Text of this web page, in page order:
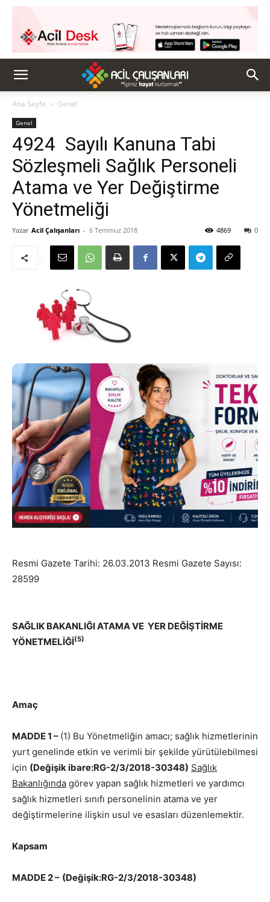
Ana Sayfa Genel
Genel
4924 Sayılı Kanuna Tabi
Sözleşmeli Sağlık Personeli
Atama ve Yer Değiştirme
Yönetmeliği
Yazar Acil Çalışanları - 6 Temmuz 2018 0
4869
Resmi Gazete Tarihi: 26.03.2013 Resmi Gazete Sayısı:
28599
SAĞLIK BAKANLIĞI ATAMA VE YER DEĞİŞTİRME
YÖNETMELİĞİ(5)
Amaç
MADDE 1 – (1) Bu Yönetmeliğin amacı; sağlık hizmetlerinin
yurt genelinde etkin ve verimli bir şekilde yürütülebilmesi
için (Değişik ibare:RG-2/3/2018-30348) Sağlık
Bakanlığında görev yapan sağlık hizmetleri ve yardımcı
sağlık hizmetleri sınıfı personelinin atama ve yer
değiştirmelerine ilişkin usul ve esasları düzenlemektir.
Kapsam
MADDE 2 – (Değişik:RG-2/3/2018-30348)